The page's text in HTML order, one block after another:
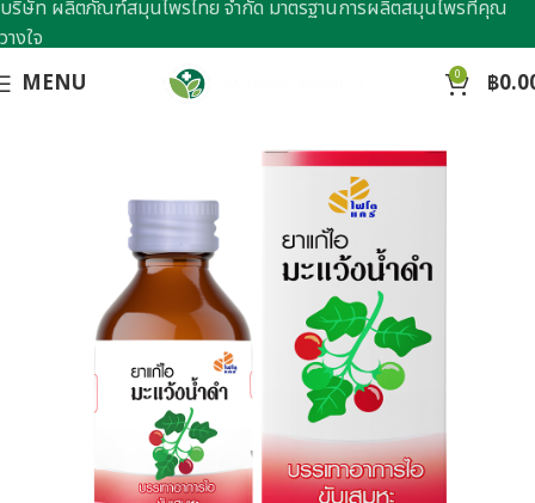
MENU 0 ฿
บริษัท ผลิตภัณฑ์สมุนไพรไทย จำกัด มาตรฐานการผลิตสมุนไพรที่คุณ
วางใจ